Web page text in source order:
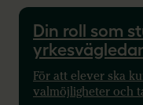
Din roll som
För att elever ska
valmöjligheter och